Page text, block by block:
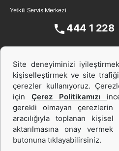
Yetkili Servis Merkezi
444 1 228
İş Makinası ve Güç
İkinci el ve
Site deneyiminizi
kişiselleştirmek ve site
çerezler kullanıyoruz.
için Çerez Politikamızı
gerekli olmayan çerezlerin
aracılığıyla toplanan
aktarılmasına onay
butonuna tıklayabilirsiniz.